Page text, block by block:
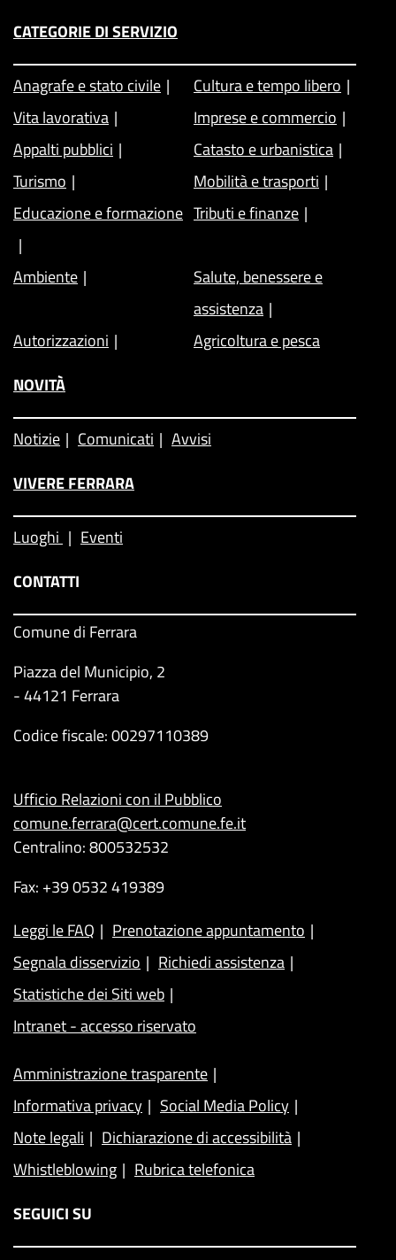
CATEGORIE DI SERVIZIO
Anagrafe e stato civile
Cultura e tempo libero
Vita lavorativa
Imprese e commercio
Appalti pubblici
Catasto e urbanistica
Turismo
Mobilità e trasporti
Educazione e formazione Tributi e finanze
Ambiente
Salute, benessere e
assistenza
Autorizzazioni
Agricoltura e pesca
NOVITÀ
Notizie Comunicati
Avvisi
VIVERE FERRARA
Luoghi
Eventi
CONTATTI
Comune di Ferrara
Piazza del Municipio, 2
- 44121 Ferrara
Codice fiscale: 00297110389
Ufficio Relazioni con il Pubblico
comune.ferrara@cert.comune.fe.it
Centralino: 800532532
Fax: +39 0532 419389
Leggi le FAQ
Prenotazione appuntamento
Segnala disservizio
Richiedi assistenza
Statistiche dei Siti web
Intranet - accesso riservato
Amministrazione trasparente
Informativa privacy
Social Media Policy
Note legali
Dichiarazione di accessibilità
Whistleblowing
Rubrica telefonica
SEGUICI SU